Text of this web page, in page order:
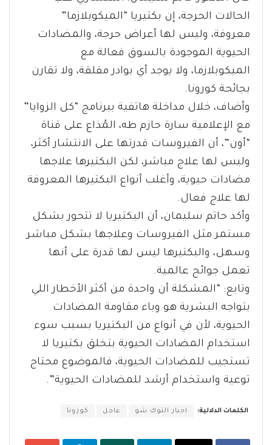
الحالات الحرجة، إن بكتيريا “الميكوبلازما”
معروفة، وليس لها أعراض حرجة، والمضادات
الحيوية الموجودة بالسوق فعالة مع
الميكوبلازما، ولا يوجد أي بوادر مقلقة، ولا تقارن
بجائحة كورونا.
وأضاف، خلال مداخلة هاتفية ببرنامج “كل الزوايا”
مع الإعلامية سارة حازم طه، المُذاع على قناة
“أون”، أن الفيروسات قدرتها على الانتشار أكثر،
وليس لها علاج مباشر، لكن البكتيرها علاجها
مضادات حيوية، وأغلب أنواع البكتيرها المعروفة
لها علاج فعال.
وأكد حاتم سليمان، أن البكتيريا لا تتحور بشكل
مستمر مثل الفيروسات وعلاجها بشكل مباشر
وسهل، والبكتيرها ليس لها قدرة على أنها
تعمل جوائح عالمية.
وتابع: “المشكلة أن واحدة من أكثر الأخطار اللي
بتواجه البشرية هو وباء مقاومة المضادات
الحيوية، لأن في أنواع من البكتيريا بسبب سوء
استخدام المضادات الحيوية بتخلق بكتيريا لا
تستجيب للمضادات الحيوية، فالموضوع محتاج
توعية واستخدام أرشد للمضادات الحيوية”.
الكلمات الدلالية: اخبار التوك شو عاجل كورونا